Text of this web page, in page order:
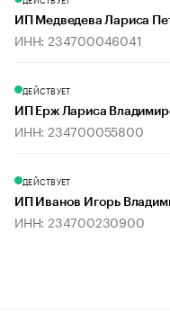
ИП Медведева Лариса
ИНН: 234700046041
ДЕЙСТВУЕТ
ИП Ерж Лариса
ИНН: 234700055800
ДЕЙСТВУЕТ
ИП Иванов Игорь
ИНН: 234700230900